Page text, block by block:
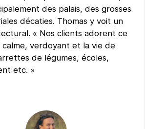
des palais, des grosses
décaties. Thomas y voit un
« Nos clients adorent ce
verdoyant et la vie de
de légumes, écoles,
etc. »